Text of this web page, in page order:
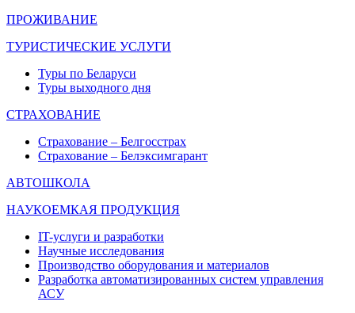
ПРОЖИВАНИЕ
ТУРИСТИЧЕСКИЕ УСЛУГИ
Туры по Беларуси
Туры выходного дня
СТРАХОВАНИЕ
Страхование – Белгосстрах
Страхование – Белэксимгарант
АВТОШКОЛА
НАУКОЕМКАЯ ПРОДУКЦИЯ
IT-услуги и разработки
Научные исследования
Производство оборудования и материалов
Разработка автоматизированных систем управления
АСУ